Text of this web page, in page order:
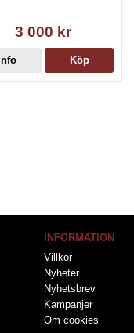
3 000 kr
Köp
INFORMATION
Villkor
Nyheter
Nyhetsbrev
Kampanjer
Om cookies